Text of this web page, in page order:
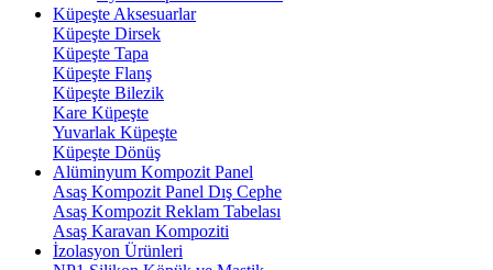
Küpeşte Aksesuarlar
Küpeşte Dirsek
Küpeşte Tapa
Küpeşte Flanş
Küpeşte Bilezik
Kare Küpeşte
Yuvarlak Küpeşte
Küpeşte Dönüş
Alüminyum Kompozit Panel
Asaş Kompozit Panel Dış Cephe
Asaş Kompozit Reklam Tabelası
Asaş Karavan Kompoziti
İzolasyon Ürünleri